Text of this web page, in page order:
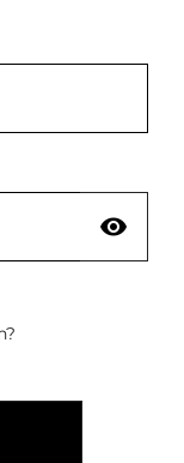
visibility